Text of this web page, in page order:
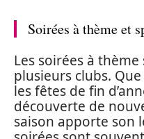
Soirées à thème et
Les soirées à
plusieurs clubs.
les fêtes de fin
découverte de
saison apporte son